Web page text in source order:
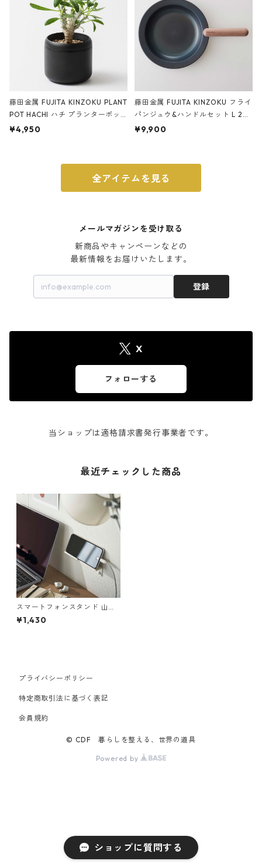
ショップに質問する
藤田金属 FUJITA KINZOKU PLANT
POT HACHI ハチ プランターポッ
ト 3号 ブラック
¥4,950
藤田金属 FUJITA KINZOKU フライ
パンジュウ&ハンドルセット L 24c
m ガス火・IH対応 鉄フライパン
¥9,900
全アイテムを見る
メールマガジンを受け取る
新商品やキャンペーンなどの
最新情報をお届けいたします。
登録
X
フォローする
当ショップは適格請求書発行事業者です。
最近チェックした商品
スマートフォンスタンド 山崎
実業 tower タワー ウォールス
マートフォンホルダー ホワイ
¥1,430
プライバシーポリシー
特定商取引法に基づく表記
会員規約
© CDF 暮らしを整える、世界の道具
Powered by